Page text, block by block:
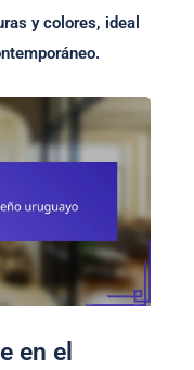
y colores, ideal
en el